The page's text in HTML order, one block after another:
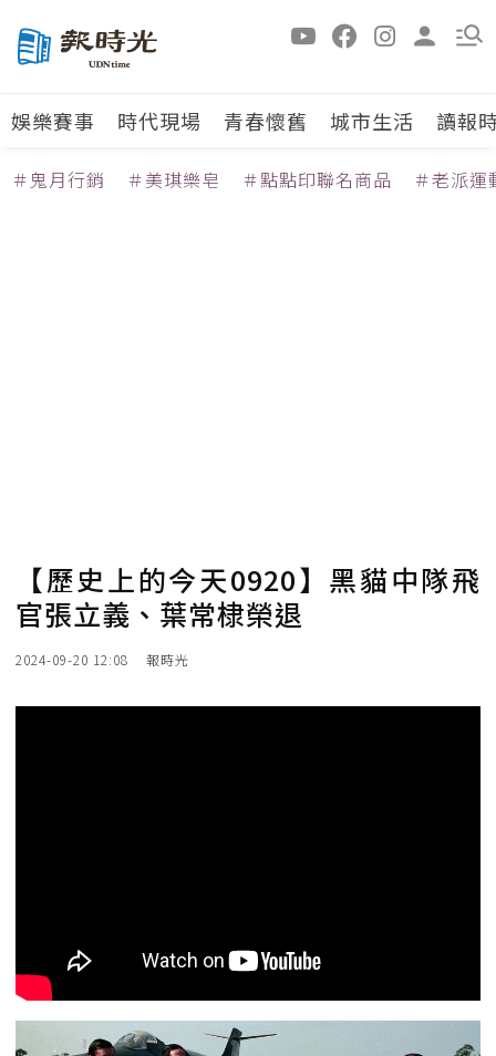
娛樂賽事 時代現場 青春懷舊 城市生活 讀報
＃鬼月行銷 ＃美琪樂皂 ＃點點印聯名商品 ＃老派運
【歷史上的今天0920】黑貓中隊飛
官張立義、葉常棣榮退
2024-09-20 12:08 報時光